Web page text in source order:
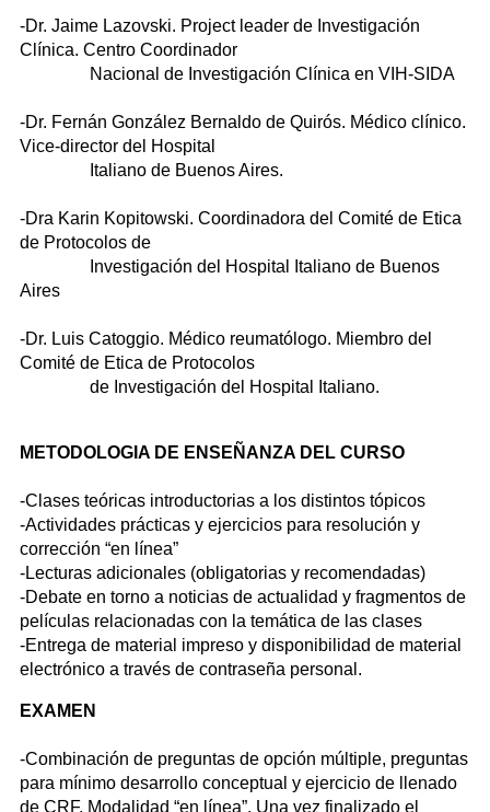
-Dr. Jaime Lazovski. Project leader de Investigación
Clínica. Centro Coordinador
Nacional de Investigación Clínica en VIH-SIDA
-Dr. Fernán González Bernaldo de Quirós. Médico clínico.
Vice-director del Hospital
Italiano de Buenos Aires.
-Dra Karin Kopitowski. Coordinadora del Comité de Etica
de Protocolos de
Investigación del Hospital Italiano de Buenos
Aires
-Dr. Luis Catoggio. Médico reumatólogo. Miembro del
Comité de Etica de Protocolos
de Investigación del Hospital Italiano.
METODOLOGIA DE ENSEÑANZA DEL CURSO
-Clases teóricas introductorias a los distintos tópicos
-Actividades prácticas y ejercicios para resolución y
corrección “en línea”
-Lecturas adicionales (obligatorias y recomendadas)
-Debate en torno a noticias de actualidad y fragmentos de
películas relacionadas con la temática de las clases
-Entrega de material impreso y disponibilidad de material
electrónico a través de contraseña personal.
EXAMEN
-Combinación de preguntas de opción múltiple, preguntas
para mínimo desarrollo conceptual y ejercicio de llenado
de CRF. Modalidad “en línea”. Una vez finalizado el